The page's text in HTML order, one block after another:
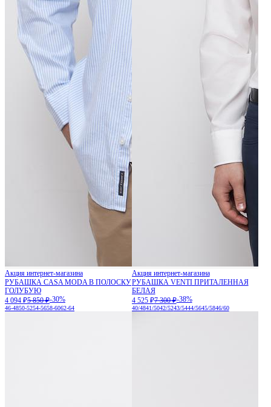
Акция интернет-магазина
РУБАШКА CASA MODA В ПОЛОСКУ
ГОЛУБУЮ
4 094 ₽5 850 ₽-30%
46-4850-5254-5658-6062-64
Акция интернет-магазина
РУБАШКА VENTI ПРИТАЛЕННАЯ
БЕЛАЯ
4 525 ₽7 300 ₽-38%
40/4841/5042/5243/5444/5645/5846/60